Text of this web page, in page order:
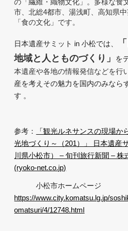
の「繊維・織物文化」。多様な食
市、北総4都市、湯浅町、高知県
「食の文化」です。
日本遺産サミット in 小松では、
地域と人とものづくり」
を
本遺産や各地の情報発信などを行
産を考えその魅力を国内のみなら
す 。
参考：
「観光ルネサンスの現場か
光地づくり～（201）」 日本遺産
川県小松市） – 旬刊旅行新聞 – 株
(ryoko-net.co.jp)
小松市ホームページ
https://www.city.komatsu.lg.jp/
omatsuri/4/12748.html